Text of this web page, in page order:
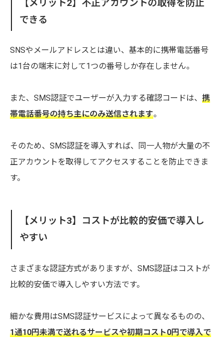
【メリット2】不正アカウントの取得を防止
できる
SNSやメールアドレスとは違い、基本的に携帯電話番号
は1台の端末に対して1つの番号しか存在しません。
また、SMS認証でユーザーが入力する確認コードは、 携
帯電話番号の持ち主にのみ送信されます。
そのため、SMS認証を導入すれば、同一人物が大量の不
正アカウントを取得してアクセスすることを防止できま
す。
【メリット3】コストが比較的安価で導入し
やすい
さまざまな認証方式がありますが、SMS認証はコストが
比較的安価で導入しやすい方法です。
細かな費用はSMS認証サービスによって異なるものの、
1通10円未満で送れるサービスや初期コスト0円で導入で